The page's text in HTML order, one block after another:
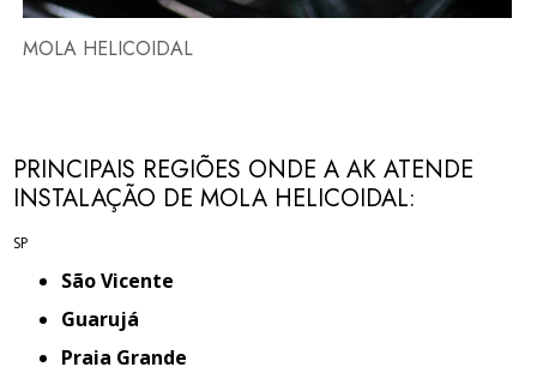
MOLA HELICOIDAL
PRINCIPAIS REGIÕES ONDE A AK ATENDE
INSTALAÇÃO DE MOLA HELICOIDAL:
SP
São Vicente
Guarujá
Praia Grande